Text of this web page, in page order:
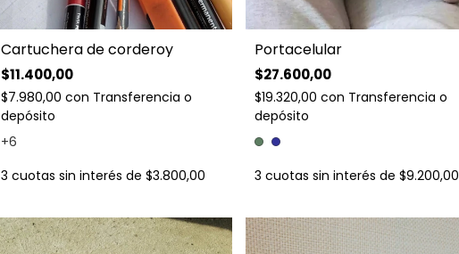
Cartuchera de corderoy
$11.400,00
$7.980,00 con Transferencia o
depósito
+6
3 cuotas sin interés de $3.800,00
Portacelular
$27.600,00
$19.320,00 con Transferencia o
depósito
3 cuotas sin interés de $9.200,00